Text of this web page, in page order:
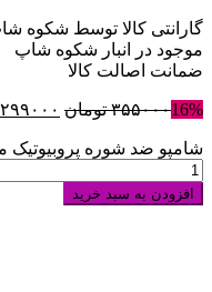
گارانتی کالا توسط شکوه
موجود در انبار شکوه شاپ
ضمانت اصالت کالا
16%۳۵۵۰۰۰ تومان ۲۹۹۰۰۰
شامپو ضد شوره
افزودن به سبد خرید